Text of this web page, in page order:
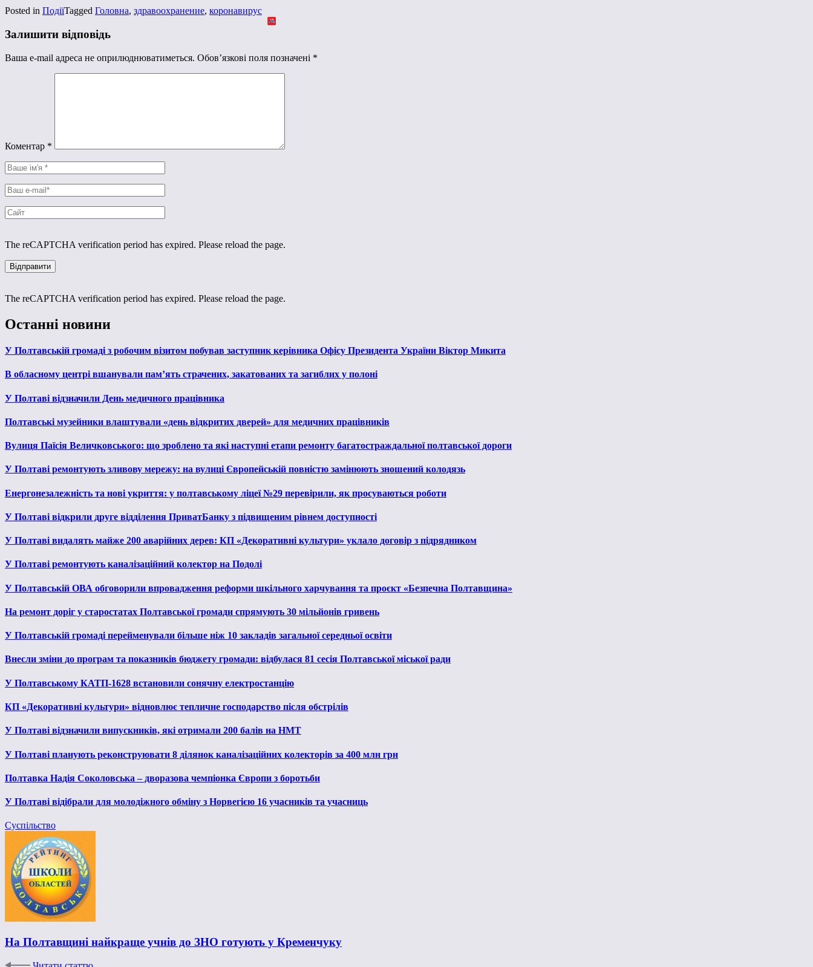
Posted in ПодіїTagged Головна, здравоохранение, коронавирус
Залишити відповідь
Ваша e-mail адреса не оприлюднюватиметься. Обов’язкові поля позначені *
Коментар *
The reCAPTCHA verification period has expired. Please reload the page.
The reCAPTCHA verification period has expired. Please reload the page.
Останні новини
У Полтавській громаді з робочим візитом побував заступник керівника Офісу Президента України Віктор Микита
В обласному центрі вшанували пам’ять страчених, закатованих та загиблих у полоні
У Полтаві відзначили День медичного працівника
Полтавські музейники влаштували «день відкритих дверей» для медичних працівників
Вулиця Паїсія Величковського: що зроблено та які наступні етапи ремонту багатостраждальної полтавської дороги
У Полтаві ремонтують зливову мережу: на вулиці Європейській повністю замінюють зношений колодязь
Енергонезалежність та нові укриття: у полтавському ліцеї №29 перевірили, як просуваються роботи
У Полтаві відкрили друге відділення ПриватБанку з підвищеним рівнем доступності
У Полтаві видалять майже 200 аварійних дерев: КП «Декоративні культури» уклало договір з підрядником
У Полтаві ремонтують каналізаційний колектор на Подолі
У Полтавській ОВА обговорили впровадження реформи шкільного харчування та проєкт «Безпечна Полтавщина»
На ремонт доріг у старостатах Полтавської громади спрямують 30 мільйонів гривень
У Полтавській громаді перейменували більше ніж 10 закладів загальної середньої освіти
Внесли зміни до програм та показників бюджету громади: відбулася 81 сесія Полтавської міської ради
У Полтавському КАТП-1628 встановили сонячну електростанцію
КП «Декоративні культури» відновлює тепличне господарство після обстрілів
У Полтаві відзначили випускників, які отримали 200 балів на НМТ
У Полтаві планують реконструювати 8 ділянок каналізаційних колекторів за 400 млн грн
Полтавка Надія Соколовська – дворазова чемпіонка Європи з боротьби
У Полтаві відібрали для молодіжного обміну з Норвегією 16 учасників та учасниць
Суспільство
На Полтавщині найкраще учнів до ЗНО готують у Кременчуку